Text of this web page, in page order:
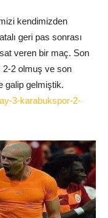
kendimizden
geri pas sonrası
veren bir maç. Son
2-2 olmuş ve son
galip gelmiştik.
3-karabukspor-2-